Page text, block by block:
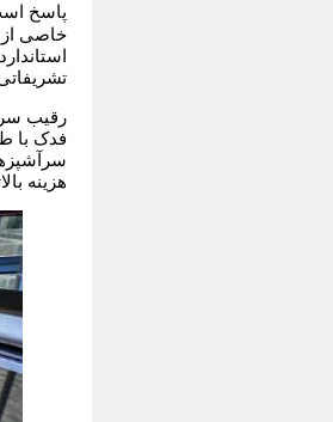
پاسخ
خاصی از
رقیب
فدک با
هزینه